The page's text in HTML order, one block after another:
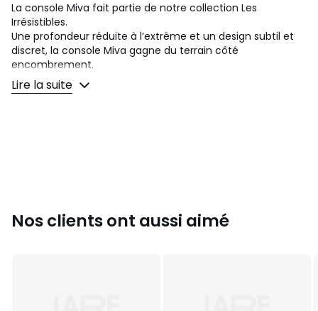
La console Miva fait partie de notre collection Les
Irrésistibles.
Une profondeur réduite à l’extrême et un design subtil et
discret, la console Miva gagne du terrain côté
encombrement.
Les irrésistibles.
Description
Lire la suite
Nos clients ont aussi aimé